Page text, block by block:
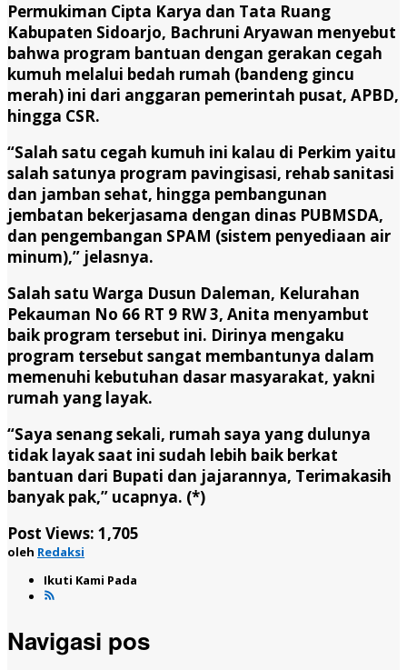
Permukiman Cipta Karya dan Tata Ruang
Kabupaten Sidoarjo, Bachruni Aryawan menyebut
bahwa program bantuan dengan gerakan cegah
kumuh melalui bedah rumah (bandeng gincu
merah) ini dari anggaran pemerintah pusat, APBD,
hingga CSR.
“Salah satu cegah kumuh ini kalau di Perkim yaitu
salah satunya program pavingisasi, rehab sanitasi
dan jamban sehat, hingga pembangunan
jembatan bekerjasama dengan dinas PUBMSDA,
dan pengembangan SPAM (sistem penyediaan air
minum),” jelasnya.
Salah satu Warga Dusun Daleman, Kelurahan
Pekauman No 66 RT 9 RW 3, Anita menyambut
baik program tersebut ini. Dirinya mengaku
program tersebut sangat membantunya dalam
memenuhi kebutuhan dasar masyarakat, yakni
rumah yang layak.
“Saya senang sekali, rumah saya yang dulunya
tidak layak saat ini sudah lebih baik berkat
bantuan dari Bupati dan jajarannya, Terimakasih
banyak pak,” ucapnya. (*)
Post Views: 1,705
oleh Redaksi
Ikuti Kami Pada
Navigasi pos